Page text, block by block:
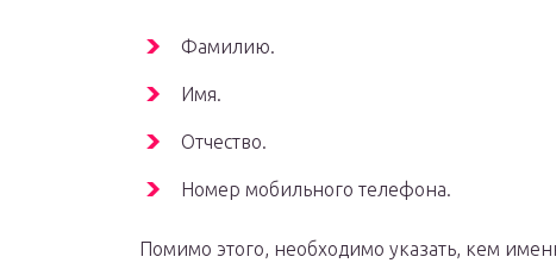
Фамилию.
Имя.
Отчество.
Номер мобильного телефона.
Помимо этого, необходимо указать, кем